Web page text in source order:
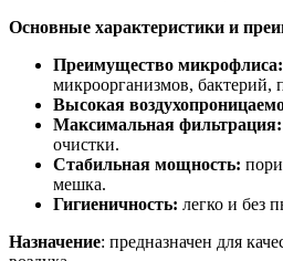
Основные характеристики и
Преимущество микрофлиса:
микроорганизмов, бактерий,
Высокая
Максимальная фильтрация:
очистки.
Стабильная мощность:
мешка.
Гигиеничность: легко и без
Назначение: предназначен для